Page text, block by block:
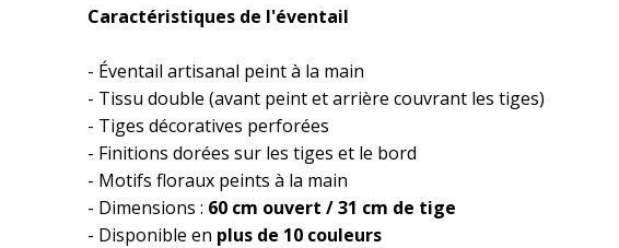
Caractéristiques de l'éventail
- Éventail artisanal peint à la main
- Tissu double (avant peint et arrière couvrant les tiges)
- Tiges décoratives perforées
- Finitions dorées sur les tiges et le bord
- Motifs floraux peints à la main
- Dimensions : 60 cm ouvert / 31 cm de tige
- Disponible en plus de 10 couleurs